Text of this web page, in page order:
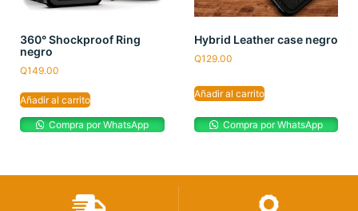
360° Shockproof Ring
negro
Q149.00
Añadir al carrito
Compra por WhatsApp
Hybrid Leather case negro
Q129.00
Añadir al carrito
Compra por WhatsApp